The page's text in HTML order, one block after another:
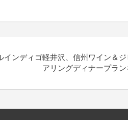
インディゴ軽井沢、信州ワイン＆
アリングディナープラ